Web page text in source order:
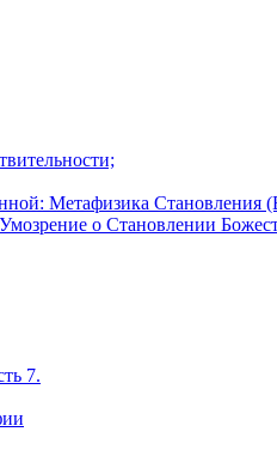
Метафизика Становления
о Становлении
7.